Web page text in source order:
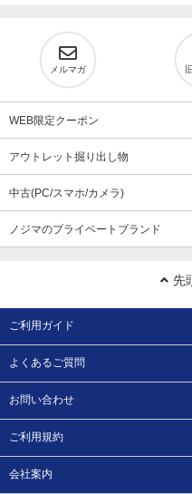
メルマガ
WEB限定クーポン
アウトレット掘り出し物
中古(PC/スマホ/カメラ)
ノジマのプライベートブランド
先
ご利用ガイド
よくあるご質問
お問い合わせ
ご利用規約
会社案内